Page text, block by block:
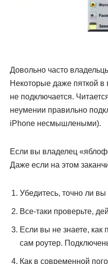
Довольно часто
Некоторые даже пяткой в
не подключается.
неумении правильно
iPhone несмышлеными).
Если вы владелец
Даже если на этом
Убедитесь, точно ли вы
Все-таки проверьте,
Если вы не знаете,
сам роутер.
Как в современной